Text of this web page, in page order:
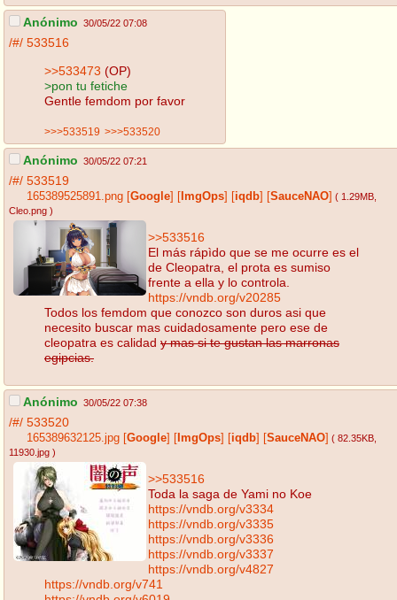
Anónimo 30/05/22 07:08
/#/ 533516
>>533473 (OP)
>pon tu fetiche
Gentle femdom por favor
>>>533519 >>>533520
Anónimo 30/05/22 07:21
/#/ 533519
165389525891.png Google ImgOps iqdb SauceNAO ( 1.29MB
Cleo.png )
>>533516
El más rápìdo que se me ocurre es el
de Cleopatra, el prota es sumiso
frente a ella y lo controla.
https://vndb.org/v20285
Todos los femdom que conozco son duros asi que
necesito buscar mas cuidadosamente pero ese de
cleopatra es calidad y mas si te gustan las marronas
egipcias.
Anónimo 30/05/22 07:38
/#/ 533520
165389632125.jpg Google ImgOps iqdb SauceNAO ( 82.35KB
11930.jpg )
>>533516
Toda la saga de Yami no Koe
https://vndb.org/v3334
https://vndb.org/v3335
https://vndb.org/v3336
https://vndb.org/v3337
https://vndb.org/v4827
https://vndb.org/v741